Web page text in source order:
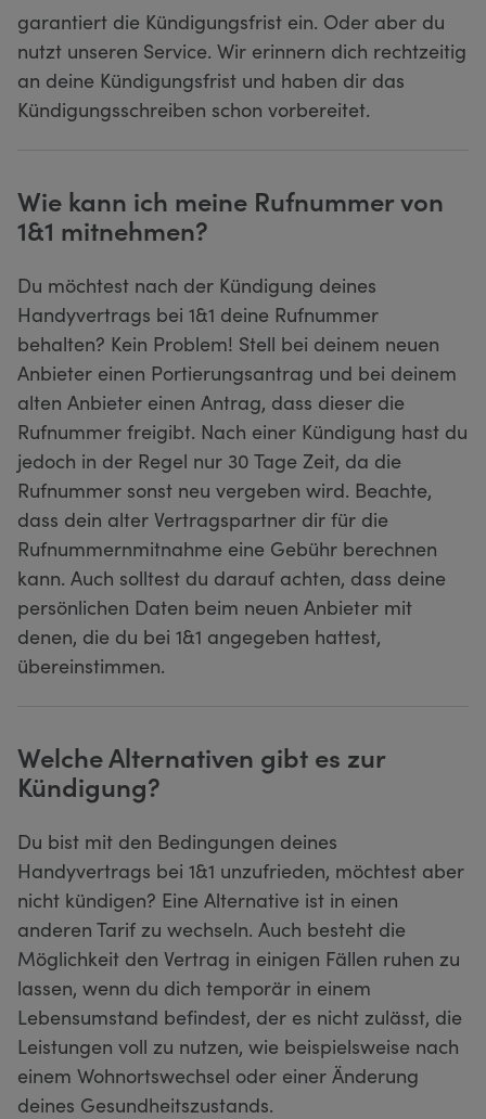
garantiert die Kündigungsfrist ein. Oder aber du
nutzt unseren Service. Wir erinnern dich rechtzeitig
an deine Kündigungsfrist und haben dir das
Kündigungsschreiben schon vorbereitet.
Wie kann ich meine Rufnummer von
1&1 mitnehmen?
Du möchtest nach der Kündigung deines
Handyvertrags bei 1&1 deine Rufnummer
behalten? Kein Problem! Stell bei deinem neuen
Anbieter einen Portierungsantrag und bei deinem
alten Anbieter einen Antrag, dass dieser die
Rufnummer freigibt. Nach einer Kündigung hast du
jedoch in der Regel nur 30 Tage Zeit, da die
Rufnummer sonst neu vergeben wird. Beachte,
dass dein alter Vertragspartner dir für die
Rufnummernmitnahme eine Gebühr berechnen
kann. Auch solltest du darauf achten, dass deine
persönlichen Daten beim neuen Anbieter mit
denen, die du bei 1&1 angegeben hattest,
übereinstimmen.
Welche Alternativen gibt es zur
Kündigung?
Du bist mit den Bedingungen deines
Handyvertrags bei 1&1 unzufrieden, möchtest aber
nicht kündigen? Eine Alternative ist in einen
anderen Tarif zu wechseln. Auch besteht die
Möglichkeit den Vertrag in einigen Fällen ruhen zu
lassen, wenn du dich temporär in einem
Lebensumstand befindest, der es nicht zulässt, die
Leistungen voll zu nutzen, wie beispielsweise nach
einem Wohnortswechsel oder einer Änderung
deines Gesundheitszustands.